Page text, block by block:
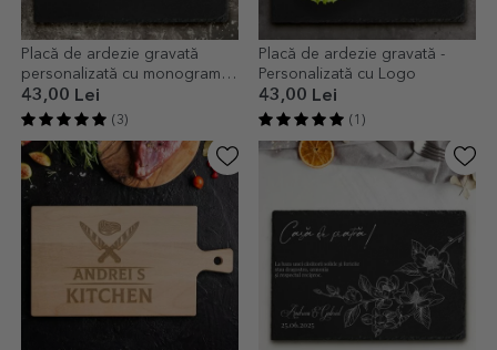
Placă de ardezie gravată
personalizată cu monogramă
și text
43,00 Lei
(3)
Placă de ardezie gravată -
Personalizată cu Logo
43,00 Lei
(1)